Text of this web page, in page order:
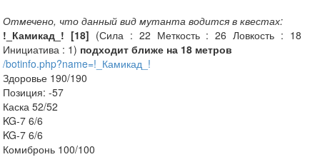
Отмечено, что данный вид мутанта водится в квестах:
!_Камикад_! [18] (Сила : 22 Меткость : 26 Ловкость : 18
Инициатива : 1) подходит ближе на 18 метров
/botinfo.php?name=!_Камикад_!
Здоровье 190/190
Позиция: -57
Каска 52/52
KG-7 6/6
KG-7 6/6
Комибронь 100/100